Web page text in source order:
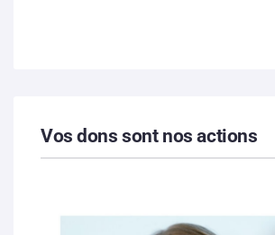
Vos dons sont nos actions